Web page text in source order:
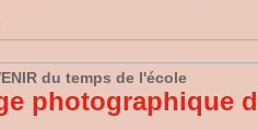
du temps de l'école
photographique